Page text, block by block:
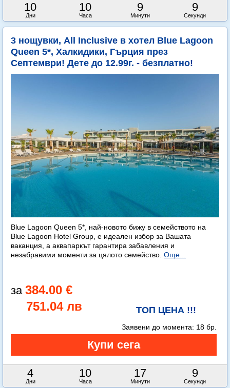
10
Дни
10
Часа
9
Минути
8
Секунди
3 нощувки, All Inclusive в хотел Blue Lagoon
Queen 5*, Халкидики, Гърция през
Септември! Дете до 12.99г. - безплатно!
Blue Lagoon Queen 5*, най-новото бижу в семейството на
Blue Lagoon Hotel Group, е идеален избор за Вашата
ваканция, а аквапаркът гарантира забавления и
незабравими моменти за цялото семейство. Още...
384.00 €
751.04 лв
ТОП ЦЕНА !!!
4
Дни
10
Часа
17
Минути
8
Секунди
Заявени до момента: 18 бр.